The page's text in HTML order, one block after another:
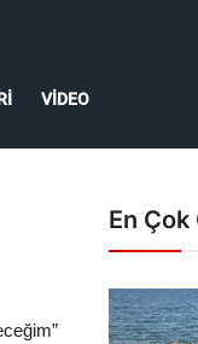
VIDEO
En